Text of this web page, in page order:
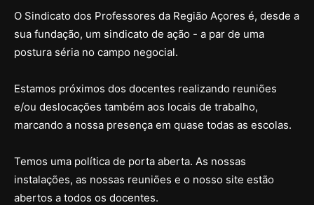
O Sindicato dos Professores da Região Açores é, desde a
sua fundação, um sindicato de ação - a par de uma
postura séria no campo negocial.
Estamos próximos dos docentes realizando reuniões
e/ou deslocações também aos locais de trabalho,
marcando a nossa presença em quase todas as escolas.
Temos uma política de porta aberta. As nossas
instalações, as nossas reuniões e o nosso site estão
abertos a todos os docentes.